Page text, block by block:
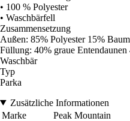
• 100 % Polyester
• Waschbärfell
Zusammensetzung
Außen: 85% Polyester 15%
Füllung: 40% graue
Waschbär
Typ
Parka
Zusätzliche Informationen
Marke
Peak Mountain